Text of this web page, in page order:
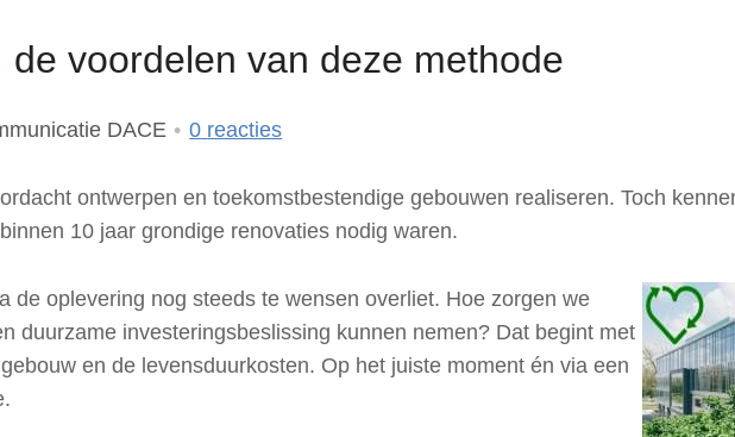
voordelen van deze methode
DACE 0 reacties
ontwerpen en toekomstbestendige gebouwen realiseren. Toch
10 jaar grondige renovaties nodig waren.
de oplevering nog steeds te wensen overliet. Hoe zorgen we
duurzame investeringsbeslissing kunnen nemen? Dat begint met
en de levensduurkosten. Op het juiste moment én via een